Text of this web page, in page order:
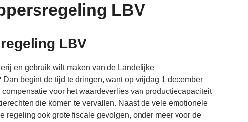
LBV
LBV
en gebruik wilt maken van de Landelijke
Dan begint de tijd te dringen, want op vrijdag 1 december
voor het waardeverlies van productiecapaciteit
die komen te vervallen. Naast de vele emotionele
regeling ook grote fiscale gevolgen, onder meer voor de